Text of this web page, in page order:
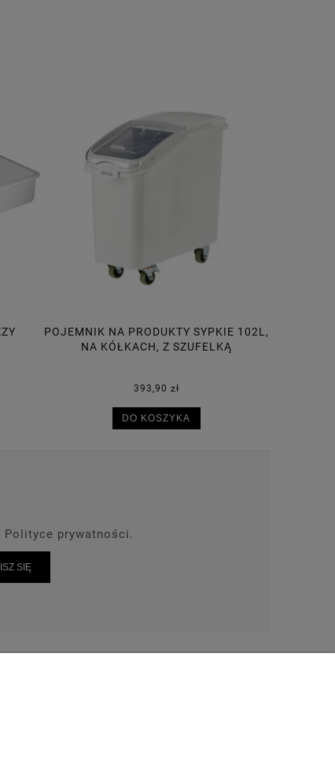
POJEMNIK NA PRODUKTY SYPKIE 102L,
NA KÓŁKACH, Z SZUFELKĄ
393,90 zł
DO KOSZYKA
Polityce prywatności.
SIĘ
TEL: 664-028-239